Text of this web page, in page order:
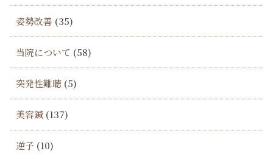
姿勢改善 (35)
当院について (58)
突発性難聴 (5)
美容鍼 (137)
逆子 (10)